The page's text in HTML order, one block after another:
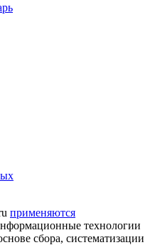
применяются
технологии
сбора, систематизации